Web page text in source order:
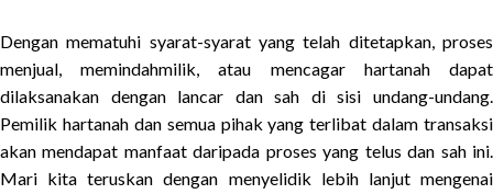
Dengan mematuhi syarat-syarat yang telah ditetapkan, proses
menjual, memindahmilik, atau mencagar hartanah dapat
dilaksanakan dengan lancar dan sah di sisi undang-undang.
Pemilik hartanah dan semua pihak yang terlibat dalam transaksi
akan mendapat manfaat daripada proses yang telus dan sah ini.
Mari kita teruskan dengan menyelidik lebih lanjut mengenai